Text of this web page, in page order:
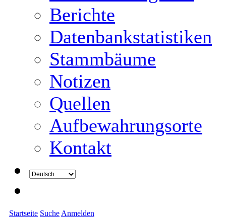
Berichte
Datenbankstatistiken
Stammbäume
Notizen
Quellen
Aufbewahrungsorte
Kontakt
Startseite Suche Anmelden